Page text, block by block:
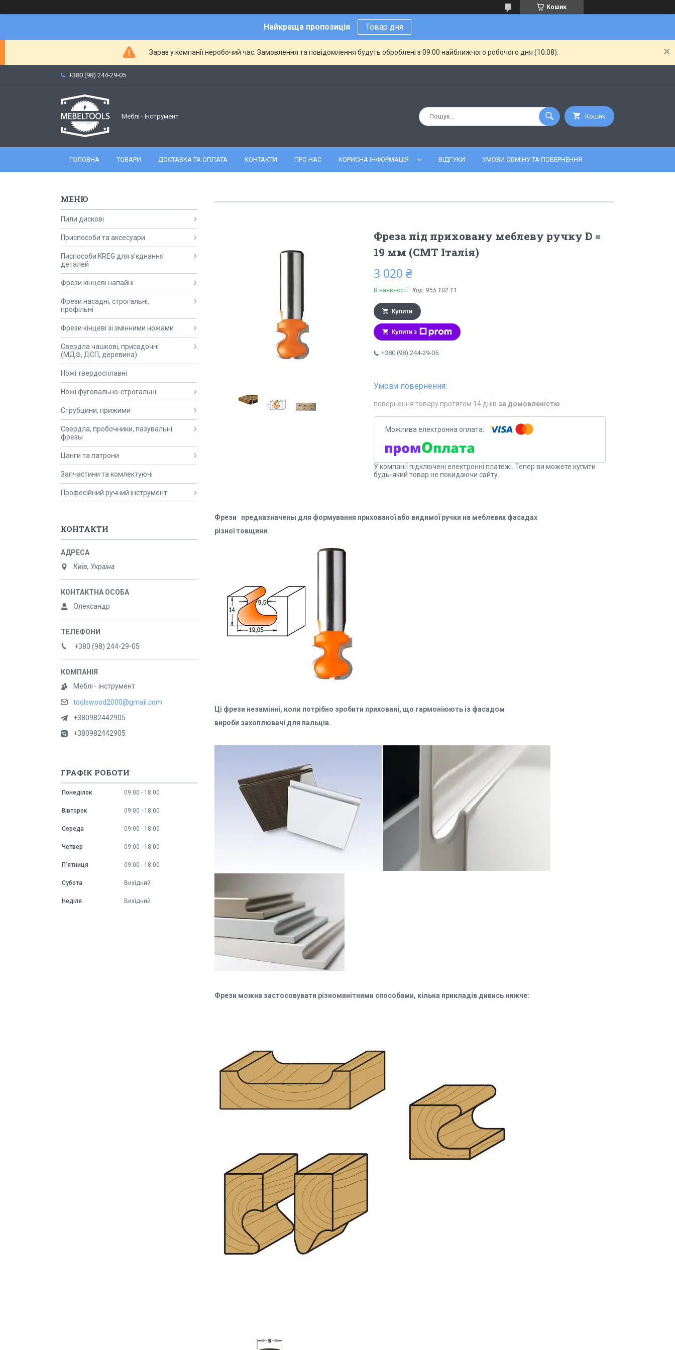
Кошик
Найкраща пропозиція Товар дня
Зараз у компанії неробочий час. Замовлення та повідомлення будуть оброблені з 09:00 найближчого робочого дня (10.08).
+380 (98) 244-29-05
Меблі - Інструмент Кошик
ГОЛОВНА ТОВАРИ ДОСТАВКА ТА ОПЛАТА КОНТАКТИ ПРО НАС КОРИСНА ІНФОРМАЦІЯ ВІДГУКИ УМОВИ ОБМІНУ ТА ПОВЕРНЕННЯ
Фреза під приховану меблеву ручку D =
19 мм (СМТ Італія)
3 020 ₴
В наявності Код: 955.102.11
Купити
Купити з
+380 (98) 244-29-05
повернення товару протягом 14 днів за домовленістю
У компанії підключені електронні платежі. Тепер ви можете купити
будь-який товар не покидаючи сайту.
Фрези предназначены для формування прихованої або видимої ручки на меблевих фасадах
різної товщини.
Ці фрези незамінні, коли потрібно зробити приховані, що гармоніюють із фасадом
вироби захоплювачі для пальців.
Фрези можна застосовувати різноманітними способами, кілька прикладів дивись нижче:
Пили дискові
Приспособи та аксесуари
Писпособи KREG для з'єднання
деталей
Фрези кінцеві напайні
Фрези насадні, строгальні,
профільні
Фрези кінцеві зі змінними ножами
Свердла чашкові, присадочні
(МДФ, ДСП, деревина)
Ножі твердосплавні
Ножі фуговально-строгальні
Струбцини, прижими
Свердла, пробочники, пазувальні
фрезы
Цанги та патрони
Запчастини та комлектуючі
Професійний ручний інструмент
КОНТАКТИ
Київ, Україна
Олександр
+380 (98) 244-29-05
Меблі - інструмент
toolswood2000@gmail.com
+380982442905
+380982442905
ГРАФІК РОБОТИ
Понеділок 09:00 18:00
Вівторок 09:00 18:00
Середа 09:00 18:00
Четвер 09:00 18:00
Пʼятниця 09:00 18:00
Субота Вихідний
Неділя Вихідний